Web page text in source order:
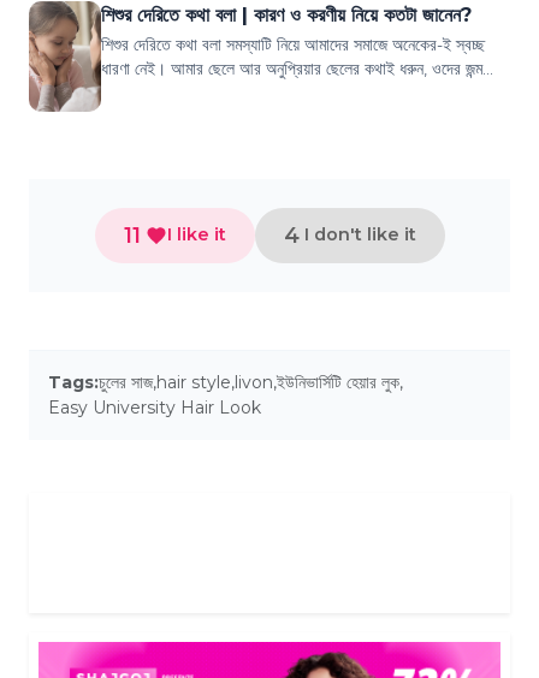
শিশুর দেরিতে কথা বলা | কারণ ও করণীয় নিয়ে কতটা জানেন?
শিশুর দেরিতে কথা বলা সমস্যাটি নিয়ে আমাদের সমাজে অনেকের-ই স্বচ্ছ
ধারণা নেই। আমার ছেলে আর অনুপ্রিয়ার ছেলের কথাই ধরুন, ওদের জন্ম
একই মাসে। ১০ দিন আগে আর...
11 I like it 4 I don't like it
Tags:চুলের সাজ,hair style,livon,ইউনিভার্সিটি হেয়ার লুক,
Easy University Hair Look